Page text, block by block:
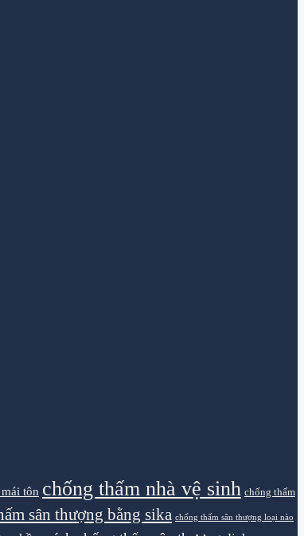
tôn chống thấm nhà vệ sinh chống thấm
sân thượng bằng sika chống thấm sân thượng loại nào